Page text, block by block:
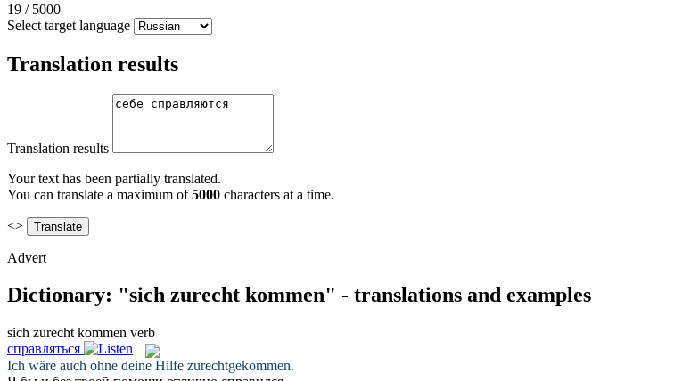
19 / 5000
Select target language
Translation results
Translation results
Your text has been partially translated.
You can translate a maximum of5000 characters at a time.
<>
Advert
Dictionary: "sich zurecht kommen" - translations and examples
sich zurecht kommen verb
справляться
Ich wäre auch ohne deine Hilfe zurechtgekommen.